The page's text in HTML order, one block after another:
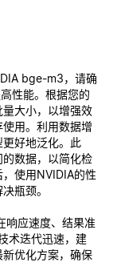
bge-m3，请确
性能。根据您的
大小，以增强效
用。利用数据增
好地泛化。此
数据，以简化检
使用NVIDIA的性
瓶颈。
响应速度、结果准
术迭代迅速，建
优化方案，确保